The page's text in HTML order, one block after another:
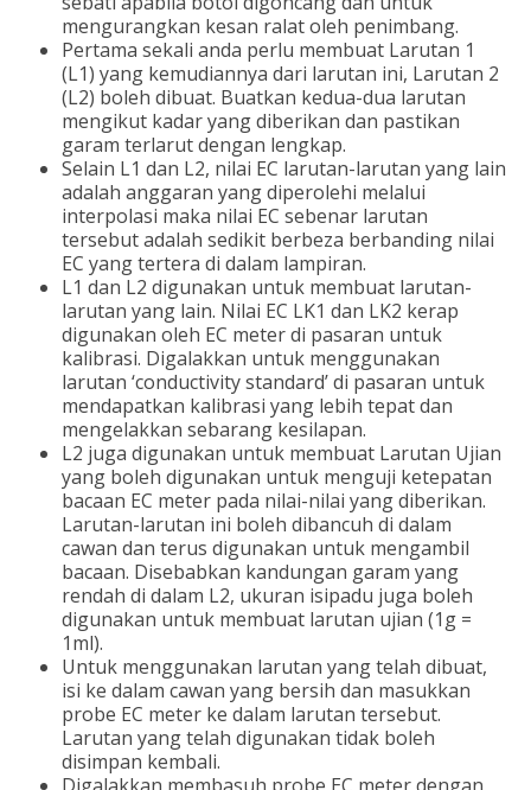
mengurangkan kesan ralat oleh penimbang.
Pertama sekali anda perlu membuat Larutan 1
(L1) yang kemudiannya dari larutan ini, Larutan 2
(L2) boleh dibuat. Buatkan kedua-dua larutan
mengikut kadar yang diberikan dan pastikan
garam terlarut dengan lengkap.
Selain L1 dan L2, nilai EC larutan-larutan yang lain
adalah anggaran yang diperolehi melalui
interpolasi maka nilai EC sebenar larutan
tersebut adalah sedikit berbeza berbanding nilai
EC yang tertera di dalam lampiran.
L1 dan L2 digunakan untuk membuat larutan-
larutan yang lain. Nilai EC LK1 dan LK2 kerap
digunakan oleh EC meter di pasaran untuk
kalibrasi. Digalakkan untuk menggunakan
larutan ‘conductivity standard’ di pasaran untuk
mendapatkan kalibrasi yang lebih tepat dan
mengelakkan sebarang kesilapan.
L2 juga digunakan untuk membuat Larutan Ujian
yang boleh digunakan untuk menguji ketepatan
bacaan EC meter pada nilai-nilai yang diberikan.
Larutan-larutan ini boleh dibancuh di dalam
cawan dan terus digunakan untuk mengambil
bacaan. Disebabkan kandungan garam yang
rendah di dalam L2, ukuran isipadu juga boleh
digunakan untuk membuat larutan ujian (1g =
1ml).
Untuk menggunakan larutan yang telah dibuat,
isi ke dalam cawan yang bersih dan masukkan
probe EC meter ke dalam larutan tersebut.
Larutan yang telah digunakan tidak boleh
disimpan kembali.